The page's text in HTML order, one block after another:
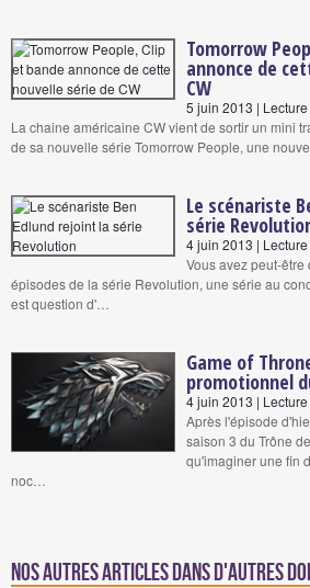
Tomorrow
annonce de
CW
5 juin 2013 | Lecture
La chaine américaine CW vient de sortir un mini
de sa nouvelle série Tomorrow People, une
Le scénariste
série
4 juin 2013 | Lecture
Vous avez peut-
épisodes de la série Revolution, une série au
est question d'…
Game of
promotionnel
4 juin 2013 | Lecture
Après l'épisode
saison 3 du Trône
qu'imaginer une fin
noc…
Nos autres articles dans d'autres